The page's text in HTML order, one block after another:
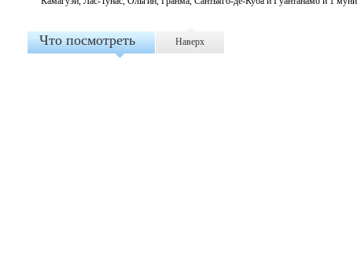
Что посмотреть Наверх